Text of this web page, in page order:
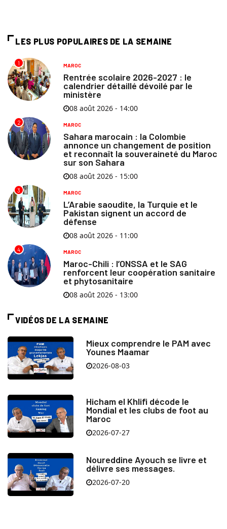
LES PLUS POPULAIRES DE LA SEMAINE
1 MAROC
Rentrée scolaire 2026-2027 : le
calendrier détaillé dévoilé par le
ministère
08 août 2026 - 14:00
2 MAROC
Sahara marocain : la Colombie
annonce un changement de position
et reconnaît la souveraineté du Maroc
sur son Sahara
08 août 2026 - 15:00
3 MAROC
L’Arabie saoudite, la Turquie et le
Pakistan signent un accord de
défense
08 août 2026 - 11:00
4 MAROC
Maroc-Chili : l’ONSSA et le SAG
renforcent leur coopération sanitaire
et phytosanitaire
08 août 2026 - 13:00
VIDÉOS DE LA SEMAINE
Mieux comprendre le PAM avec
Younes Maamar
2026-08-03
Hicham el Khlifi décode le
Mondial et les clubs de foot au
Maroc
2026-07-27
Noureddine Ayouch se livre et
délivre ses messages.
2026-07-20